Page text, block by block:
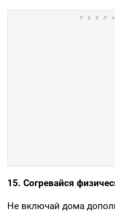
15. Согревайся
Не включай дома